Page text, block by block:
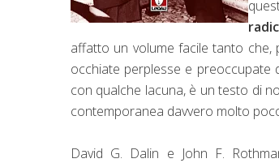
affatto un volume facile tanto che,
occhiate perplesse e preoccupate
con qualche lacuna, è un testo di
contemporanea davvero molto
David G. Dalin e John F.